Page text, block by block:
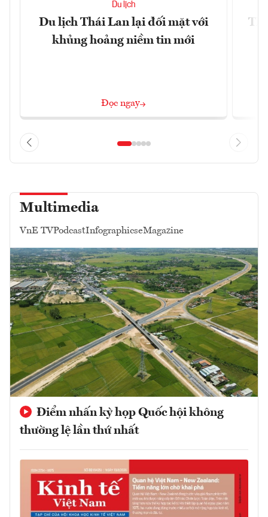
Du lịch
Du lịch Thái Lan lại đối mặt với
khủng hoảng niềm tin mới
Đọc ngay
Thị
Multimedia
VnE TVPodcastInfographicseMagazine
Điểm nhấn kỳ họp Quốc hội không
thường lệ lần thứ nhất